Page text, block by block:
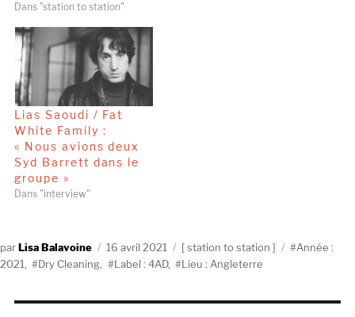
Dans "station to station"
Lias Saoudi / Fat
White Family :
« Nous avions deux
Syd Barrett dans le
groupe »
Dans "interview"
AuteurLisa Balavoine
Publié
le
16 avril 2021 Catégories
station to station Étiquettes
Année :
2021
Dry Cleaning Label : 4AD, Lieu : Angleterre